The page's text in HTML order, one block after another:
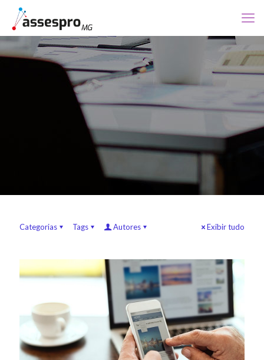
Categorias Tags Autores Exibir tudo